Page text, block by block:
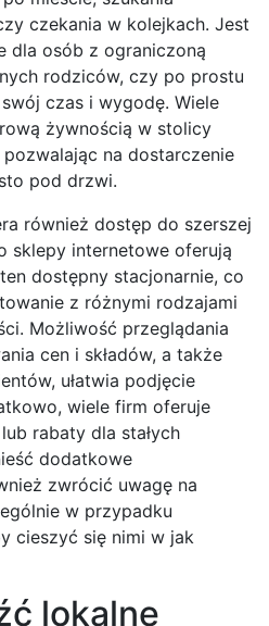
czekania w kolejkach. Jest
dla osób z ograniczoną
rodziców, czy po prostu
czas i wygodę. Wiele
żywnością w stolicy
pozwalając na dostarczenie
pod drzwi.
również dostęp do szerszej
sklepy internetowe oferują
dostępny stacjonarnie, co
z różnymi rodzajami
Możliwość przeglądania
cen i składów, a także
ułatwia podjęcie
wiele firm oferuje
rabaty dla stałych
dodatkowe
zwrócić uwagę na
w przypadku
cieszyć się nimi w jak
lokalne